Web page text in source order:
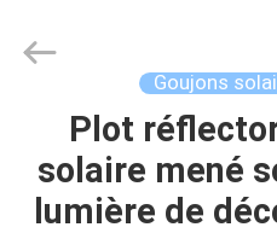
MAISON
DES
Technology
Goujons
Plot
solaire mené
lumière de